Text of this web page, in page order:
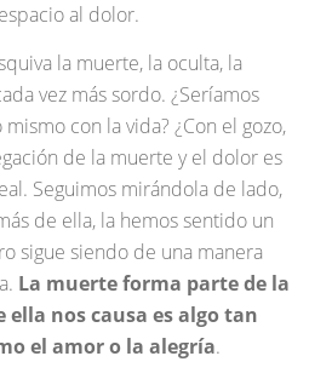
al dolor.
la muerte, la oculta, la
vez más sordo. ¿Seríamos
con la vida? ¿Con el gozo,
de la muerte y el dolor es
Seguimos mirándola de lado,
de ella, la hemos sentido un
sigue siendo de una manera
La muerte forma parte de la
ella nos causa es algo tan
el amor o la alegría.